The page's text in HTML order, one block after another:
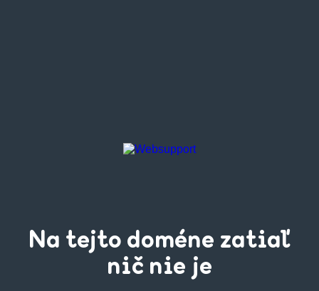
Na tejto doméne zatiaľ
nič nie je